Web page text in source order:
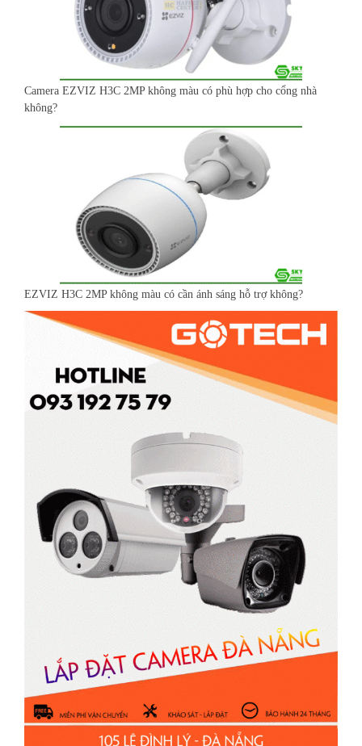
Camera EZVIZ H3C 2MP không màu có phù hợp cho cổng nhà
không?
EZVIZ H3C 2MP không màu có cần ánh sáng hỗ trợ không?